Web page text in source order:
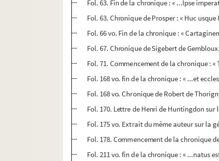
Fol. 63. Fin de la chronique : « ...Ipse
Fol. 63. Chronique de Prosper : « Huc
Fol. 66 vo. Fin de la chronique : «
Fol. 67. Chronique de Sigebert de
Fol. 71. Commencement de la chronique :
Fol. 168 vo. fin de la chronique : « ...et
Fol. 168 vo. Chronique de Robert de
Fol. 170. Lettre de Henri de Huntingdon
Fol. 175 vo. Extrait du même auteur sur la
Fol. 178. Commencement de la chronique
Fol. 211 vo. fin de la chronique : « ...natus